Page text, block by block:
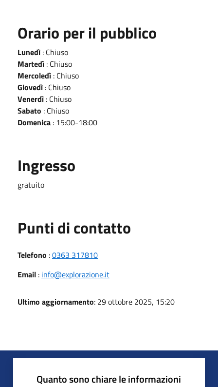
Orario per il pubblico
Lunedì : Chiuso
Martedì : Chiuso
Mercoledì : Chiuso
Giovedì : Chiuso
Venerdì : Chiuso
Sabato : Chiuso
Domenica : 15:00-18:00
Ingresso
gratuito
Punti di contatto
Telefono :0363 317810
Email : info@explorazione.it
Ultimo aggiornamento: 29 ottobre 2025, 15:20
Quanto sono chiare le informazioni